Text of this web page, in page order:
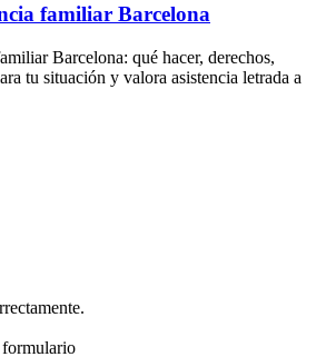
familiar Barcelona
Barcelona: qué hacer, derechos,
tu situación y valora asistencia letrada a
formulario